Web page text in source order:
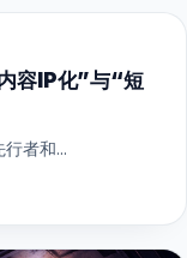
容IP化”与“短
者和...